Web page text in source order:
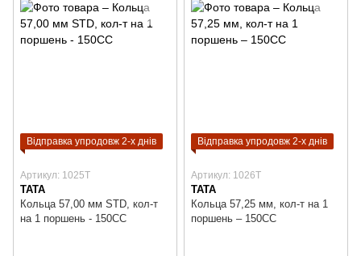
Відправка упродовж 2-х днів
Артикул: 1025T
TATA
Кольца 57,00 мм STD, кол-т
на 1 поршень - 150CC
Відправка упродовж 2-х днів
Артикул: 1026T
TATA
Кольца 57,25 мм, кол-т на 1
поршень – 150CC